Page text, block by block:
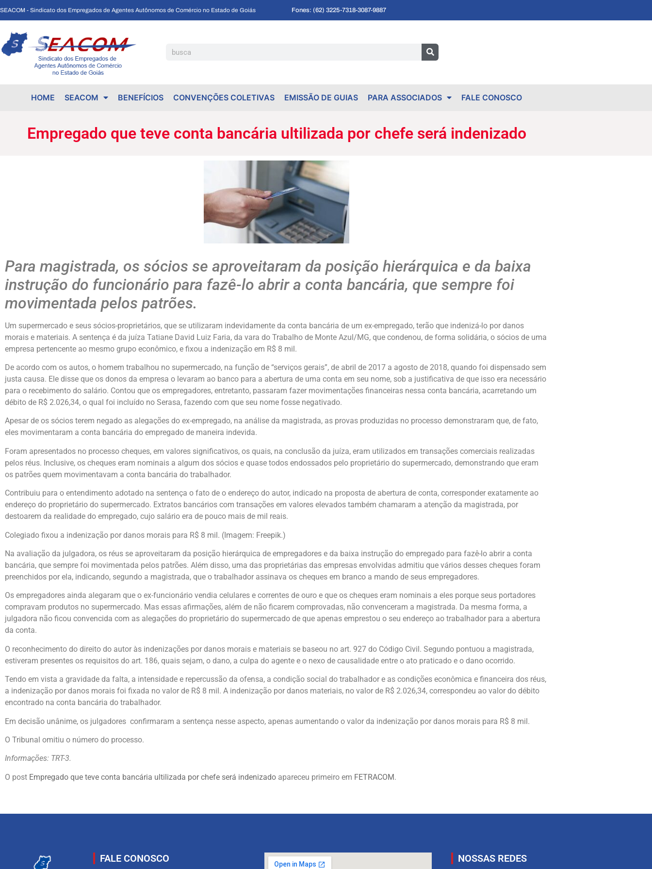
SEACOM - Sindicato dos Empregados de Agentes Autônomos de Comércio no Estado de Goiás Fones: (62) 3225-7318-3087-9887
HOME SEACOM BENEFÍCIOS CONVENÇÕES COLETIVAS EMISSÃO DE GUIAS PARA ASSOCIADOS FALE CONOSCO
Empregado que teve conta bancária ultilizada por chefe será indenizado
Para magistrada, os sócios se aproveitaram da posição hierárquica e da baixa
instrução do funcionário para fazê-lo abrir a conta bancária, que sempre foi
movimentada pelos patrões.
Um supermercado e seus sócios-proprietários, que se utilizaram indevidamente da conta bancária de um ex-empregado, terão que indenizá-lo por danos
morais e materiais. A sentença é da juíza Tatiane David Luiz Faria, da vara do Trabalho de Monte Azul/MG, que condenou, de forma solidária, o sócios de uma
empresa pertencente ao mesmo grupo econômico, e fixou a indenização em R$ 8 mil.
De acordo com os autos, o homem trabalhou no supermercado, na função de “serviços gerais”, de abril de 2017 a agosto de 2018, quando foi dispensado sem
justa causa. Ele disse que os donos da empresa o levaram ao banco para a abertura de uma conta em seu nome, sob a justificativa de que isso era necessário
para o recebimento do salário. Contou que os empregadores, entretanto, passaram fazer movimentações financeiras nessa conta bancária, acarretando um
débito de R$ 2.026,34, o qual foi incluído no Serasa, fazendo com que seu nome fosse negativado.
Apesar de os sócios terem negado as alegações do ex-empregado, na análise da magistrada, as provas produzidas no processo demonstraram que, de fato,
eles movimentaram a conta bancária do empregado de maneira indevida.
Foram apresentados no processo cheques, em valores significativos, os quais, na conclusão da juíza, eram utilizados em transações comerciais realizadas
pelos réus. Inclusive, os cheques eram nominais a algum dos sócios e quase todos endossados pelo proprietário do supermercado, demonstrando que eram
os patrões quem movimentavam a conta bancária do trabalhador.
Contribuiu para o entendimento adotado na sentença o fato de o endereço do autor, indicado na proposta de abertura de conta, corresponder exatamente ao
endereço do proprietário do supermercado. Extratos bancários com transações em valores elevados também chamaram a atenção da magistrada, por
destoarem da realidade do empregado, cujo salário era de pouco mais de mil reais.
Colegiado fixou a indenização por danos morais para R$ 8 mil. (Imagem: Freepik.)
Na avaliação da julgadora, os réus se aproveitaram da posição hierárquica de empregadores e da baixa instrução do empregado para fazê-lo abrir a conta
bancária, que sempre foi movimentada pelos patrões. Além disso, uma das proprietárias das empresas envolvidas admitiu que vários desses cheques foram
preenchidos por ela, indicando, segundo a magistrada, que o trabalhador assinava os cheques em branco a mando de seus empregadores.
Os empregadores ainda alegaram que o ex-funcionário vendia celulares e correntes de ouro e que os cheques eram nominais a eles porque seus portadores
compravam produtos no supermercado. Mas essas afirmações, além de não ficarem comprovadas, não convenceram a magistrada. Da mesma forma, a
julgadora não ficou convencida com as alegações do proprietário do supermercado de que apenas emprestou o seu endereço ao trabalhador para a abertura
da conta.
O reconhecimento do direito do autor às indenizações por danos morais e materiais se baseou no art. 927 do Código Civil. Segundo pontuou a magistrada,
estiveram presentes os requisitos do art. 186, quais sejam, o dano, a culpa do agente e o nexo de causalidade entre o ato praticado e o dano ocorrido.
Tendo em vista a gravidade da falta, a intensidade e repercussão da ofensa, a condição social do trabalhador e as condições econômica e financeira dos réus,
a indenização por danos morais foi fixada no valor de R$ 8 mil. A indenização por danos materiais, no valor de R$ 2.026,34, correspondeu ao valor do débito
encontrado na conta bancária do trabalhador.
Em decisão unânime, os julgadores confirmaram a sentença nesse aspecto, apenas aumentando o valor da indenização por danos morais para R$ 8 mil.
O Tribunal omitiu o número do processo.
Informações: TRT-3.
O post Empregado que teve conta bancária ultilizada por chefe será indenizado apareceu primeiro em FETRACOM.
FALE CONOSCO NOSSAS REDES